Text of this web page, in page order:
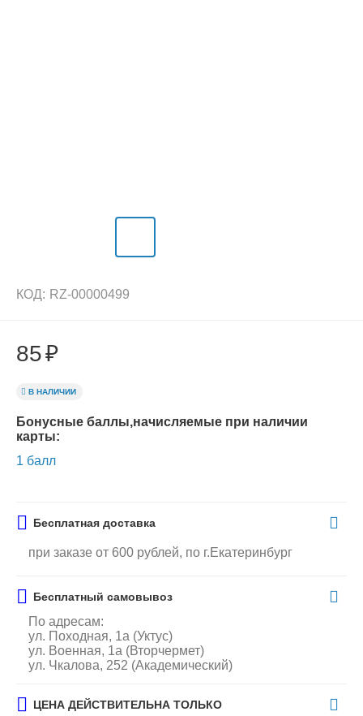
КОД: RZ-00000499
85₽
В НАЛИЧИИ
Бонусные баллы,начисляемые при наличии
карты:
1 балл
Бесплатная доставка
при заказе от 600 рублей, по г.Екатеринбург
Бесплатный самовывоз
По адресам:
ул. Походная, 1а (Уктус)
ул. Военная, 1а (Вторчермет)
ул. Чкалова, 252 (Академический)
ЦЕНА ДЕЙСТВИТЕЛЬНА ТОЛЬКО